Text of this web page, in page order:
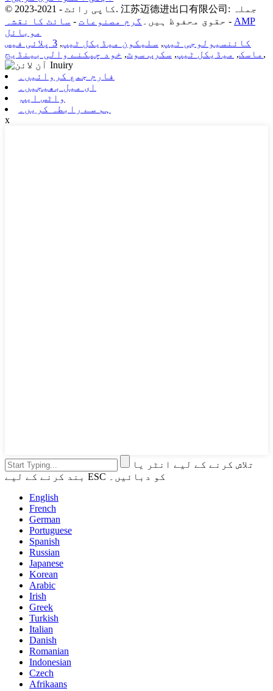
© کاپی رائٹ - 2021-2023. 江苏迈德进出口有限公司: جملہ
حقوق محفوظ ہیں۔
گرم مصنوعات - سائٹ کا نقشہ - AMP
موبائل
کائنسیولوجی ٹیپ, سلیکون میڈیکل ٹیپ,
3 پلائی فیس
ماسک, میڈیکل ٹیپ, سکرب سوٹ, خود چپکنے والی بینڈیج ,
فارم جمع کروائیں۔
ای میل بھیجیں۔
واٹس ایپ
ہم سے رابطہ کریں۔
x
تلاش کرنے کے لیے انٹر یا
بند کرنے کے لیے ESC کو دبائیں۔
English
French
German
Portuguese
Spanish
Russian
Japanese
Korean
Arabic
Irish
Greek
Turkish
Italian
Danish
Romanian
Indonesian
Czech
Afrikaans